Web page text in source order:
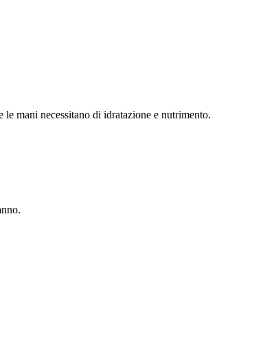
mani necessitano di idratazione e nutrimento.